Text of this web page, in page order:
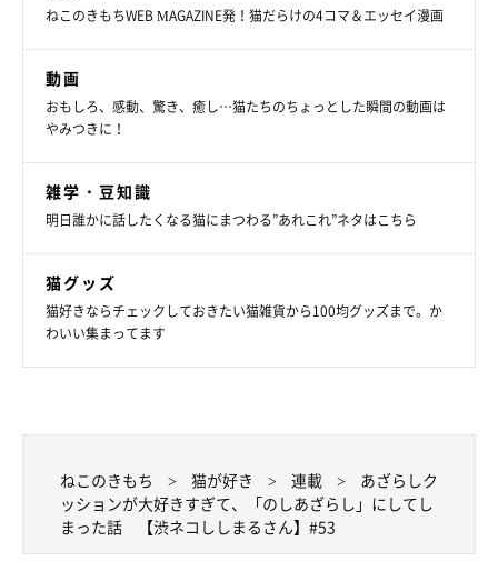
Taco（たこ）プロフィール
東京在住の漫画家・イラストレーター・キャラクタデザイナー。
「ちいさな猫を召喚できたなら」「3匹のちいさな猫を召喚でき
たなら」「ぷっちねこ。」（徳間書店）など、好評発売中。「ち
・Instagram
Tacoのインスタ：@tacos_cat
ししまるのインスタ：@emonemon
ねこのきもちWEB MAGAZINE発！猫だらけの4コマ＆エッセイ漫画
動画
おもしろ、感動、驚き、癒し…猫たちのちょっとした瞬間の動画は
やみつきに！
雑学・豆知識
明日誰かに話したくなる猫にまつわる”あれこれ”ネタはこちら
猫グッズ
猫好きならチェックしておきたい猫雑貨から100均グッズまで。か
わいい集まってます
ねこのきもち 猫が好き 連載
あざらしク
ッションが大好きすぎて、「のしあざらし」にしてし
まった話 【渋ネコししまるさん】#53